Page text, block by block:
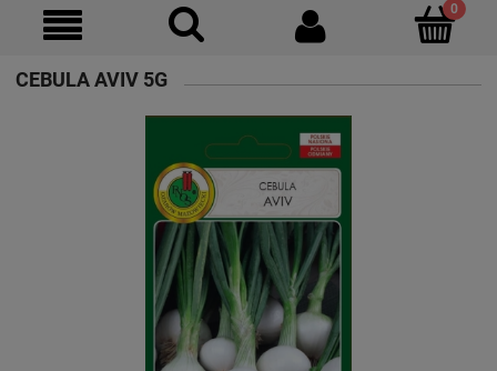
CEBULA AVIV 5G